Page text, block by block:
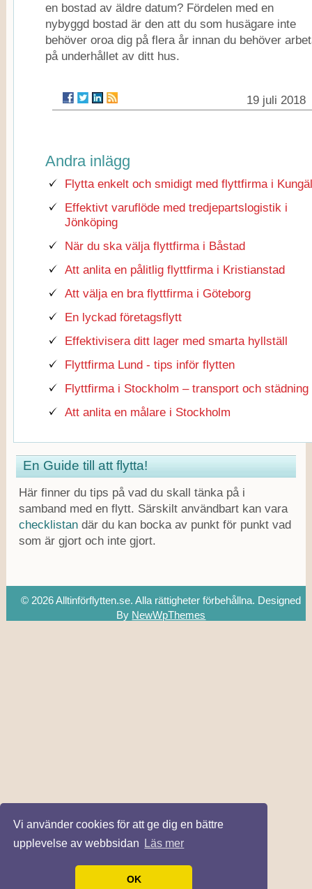
Vi använder cookies för att ge dig en bättre
upplevelse av webbsidan
Läs mer
OK
en bostad av äldre datum? Fördelen med en
nybyggd bostad är den att du som husägare inte
behöver oroa dig på flera år innan du behöver
på underhållet av ditt hus.
19 juli 2018
Andra inlägg
Flytta enkelt och smidigt med flyttfirma i
Effektivt varuflöde med tredjepartslogistik i
Jönköping
När du ska välja flyttfirma i Båstad
Att anlita en pålitlig flyttfirma i Kristianstad
Att välja en bra flyttfirma i Göteborg
En lyckad företagsflytt
Effektivisera ditt lager med smarta hyllställ
Flyttfirma Lund - tips inför flytten
Flyttfirma i Stockholm – transport och städning
Att anlita en målare i Stockholm
En Guide till att flytta!
Här finner du tips på vad du skall tänka på i
samband med en flytt. Särskilt användbart kan vara
checklistan där du kan bocka av punkt för punkt vad
som är gjort och inte gjort.
© 2026 Alltinförflytten.se. Alla rättigheter förbehållna. Designed
By NewWpThemes